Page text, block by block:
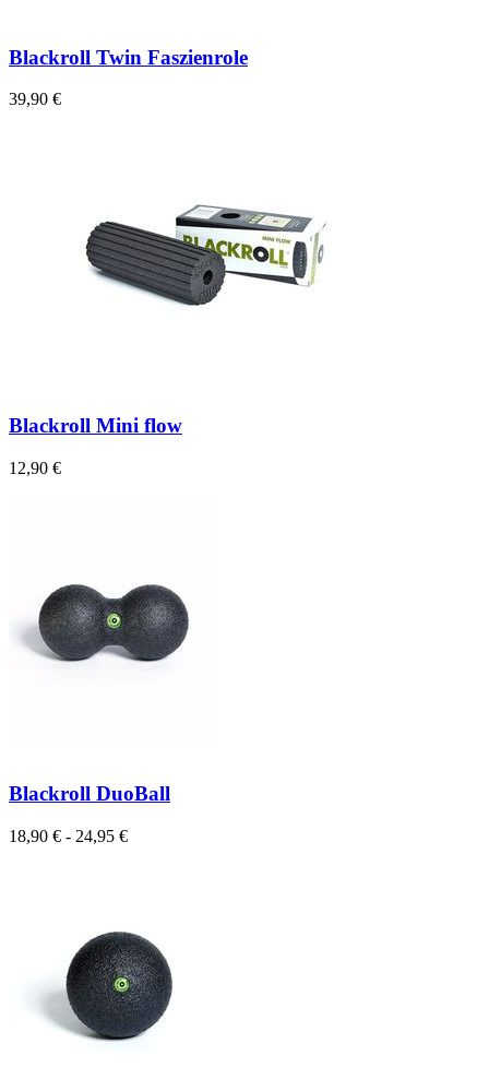
Blackroll Twin Faszienrole
39,90 €
Blackroll Mini flow
12,90 €
Blackroll DuoBall
18,90 € - 24,95 €